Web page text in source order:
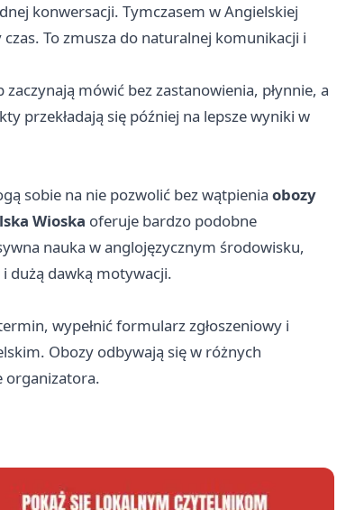
konwersacji. Tymczasem w Angielskiej
czas. To zmusza do naturalnej komunikacji i
mówić bez zastanowienia, płynnie, a
przekładają się później na lepsze wyniki w
sobie na nie pozwolić bez wątpienia obozy
Wioska oferuje bardzo podobne
nauka w anglojęzycznym środowisku,
dużą dawką motywacji.
wypełnić formularz zgłoszeniowy i
Obozy odbywają się w różnych
organizatora.